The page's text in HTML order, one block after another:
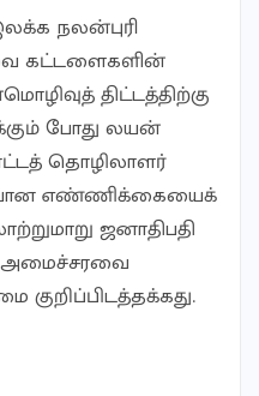
நலன்புரி
கட்டளைகளின்
திட்டத்திற்கு
போது லயன்
தொழிலாளர்
எண்ணிக்கையைக்
ஜனாதிபதி
அமைச்சரவை